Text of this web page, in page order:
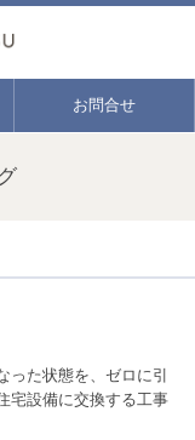
お問合せ
った状態を、ゼロに引
宅設備に交換する工事